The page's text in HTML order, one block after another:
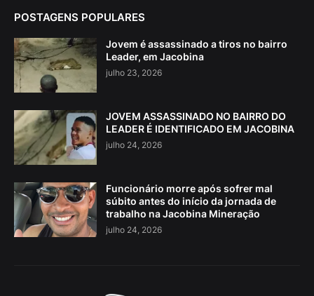
POSTAGENS POPULARES
Jovem é assassinado a tiros no bairro
Leader, em Jacobina
julho 23, 2026
JOVEM ASSASSINADO NO BAIRRO DO
LEADER É IDENTIFICADO EM JACOBINA
julho 24, 2026
Funcionário morre após sofrer mal
súbito antes do início da jornada de
trabalho na Jacobina Mineração
julho 24, 2026